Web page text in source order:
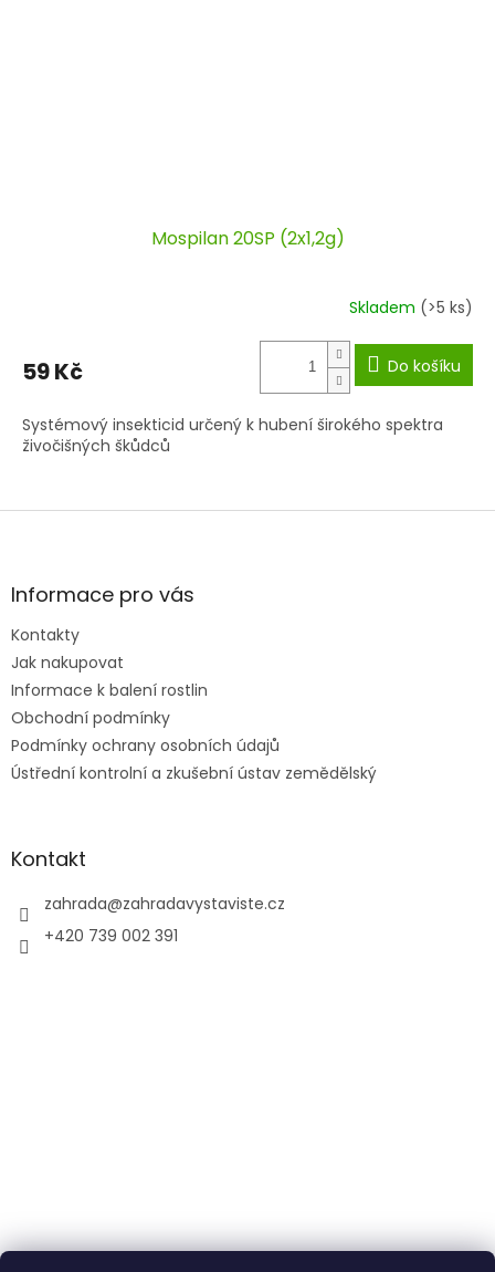
Mospilan 20SP (2x1,2g)
Skladem (>5 ks)
59 Kč Do košíku
Systémový insekticid určený k hubení širokého spektra
živočišných škůdců
Z
aInformace pro vás
Kontakty
Jak nakupovat
Informace k balení rostlin
Obchodní podmínky
Podmínky ochrany osobních údajů
Ústřední kontrolní a zkušební ústav zemědělský
Kontakt
zahrada@zahradavystaviste.cz
+420 739 002 391